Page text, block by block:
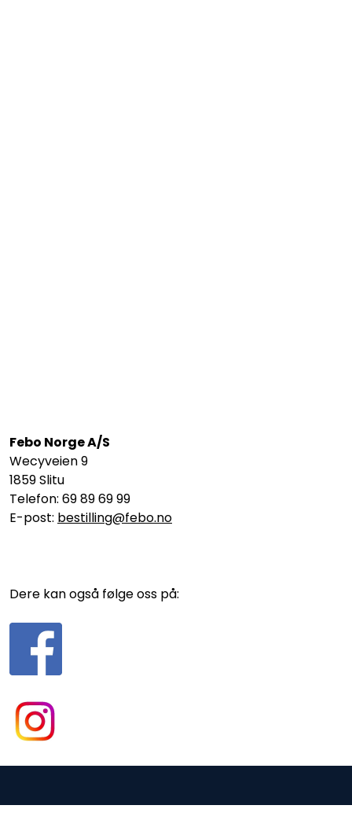
Febo Norge A/S
Wecyveien 9
1859 Slitu
Telefon: 69 89 69 99
E-post: bestilling@febo.no
Dere kan også følge oss på: